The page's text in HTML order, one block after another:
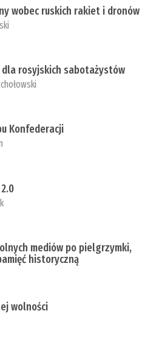
wobec ruskich rakiet i dronów
rosyjskich sabotażystów
Konfederacji
mediów po pielgrzymki,
historyczną
wolności